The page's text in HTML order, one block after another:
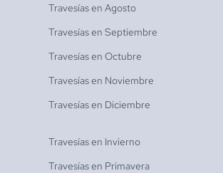
Travesías en Agosto
Travesías en Septiembre
Travesías en Octubre
Travesías en Noviembre
Travesías en Diciembre
Travesías en Invierno
Travesías en Primavera